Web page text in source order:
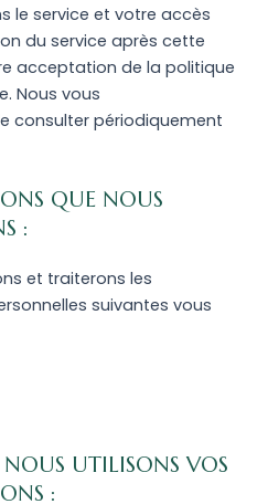
le service et votre accès
du service après cette
acceptation de la politique
Nous vous
consulter périodiquement
QUE NOUS
:
et traiterons les
suivantes vous
UTILISONS VOS
: